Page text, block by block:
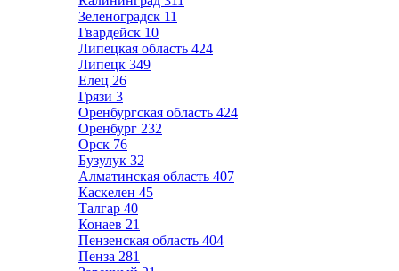
Зеленоградск 11
Гвардейск 10
Липецкая область 424
Липецк 349
Елец 26
Грязи 3
Оренбургская область 424
Оренбург 232
Орск 76
Бузулук 32
Алматинская область 407
Каскелен 45
Талгар 40
Конаев 21
Пензенская область 404
Пенза 281